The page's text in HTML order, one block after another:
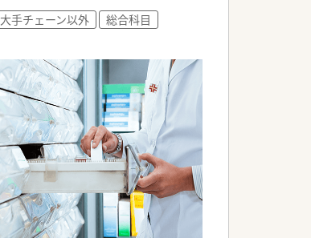
大手チェーン以外
総合科目